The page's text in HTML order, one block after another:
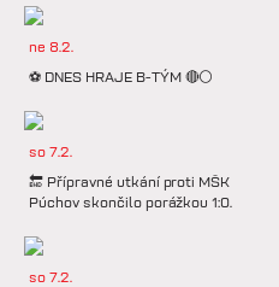
ne 8.2.
⚽️ DNES HRAJE B-TÝM 🔴⚪️
so 7.2.
🔚 Přípravné utkání proti MŠK
Púchov skončilo porážkou 1:0.
so 7.2.